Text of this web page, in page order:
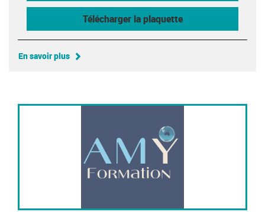
Télécharger la plaquette
En savoir plus